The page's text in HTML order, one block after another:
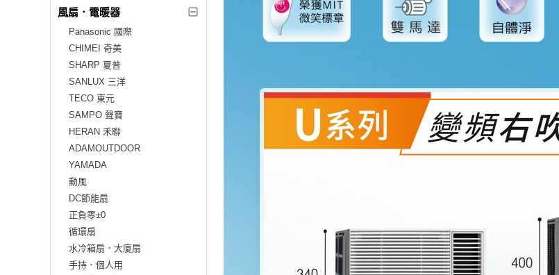
風扇．電暖器
Panasonic 國際
CHIMEI 奇美
SHARP 夏普
SANLUX 三洋
TECO 東元
SAMPO 聲寶
HERAN 禾聯
ADAMOUTDOOR
YAMADA
勳風
DC節能扇
正負零±0
循環扇
水冷箱扇．大廈扇
手持．個人用